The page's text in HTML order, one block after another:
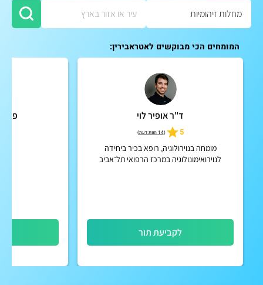
המומחים הכי מבוקשים לאטראבירין:
ד"ר אופיר לוי
5
(14 חוות דעת )
מומחה בנוירולוגיה, רופא בכיר ביחידה
לנוירואימונולוגיה במרכז הרפואי תל־אביב
לקביעת תור